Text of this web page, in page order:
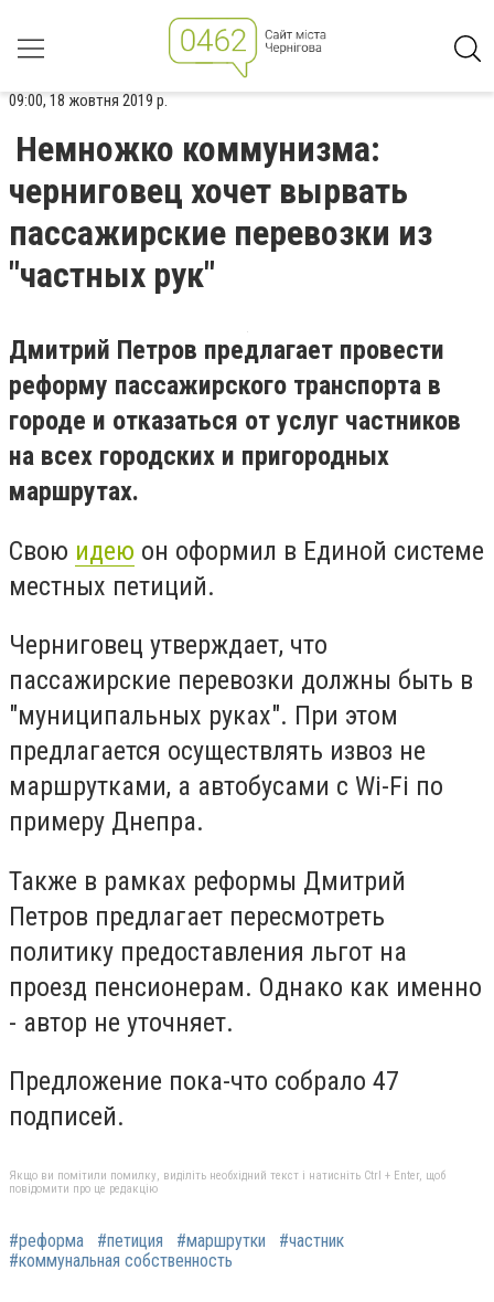
09:00, 18 жовтня 2019 р.
Немножко коммунизма:
черниговец хочет вырвать
пассажирские перевозки из
"частных рук"
Дмитрий Петров предлагает провести
реформу пассажирского транспорта в
городе и отказаться от услуг частников
на всех городских и пригородных
маршрутах.
Свою идею он оформил в Единой системе
местных петиций.
Черниговец утверждает, что
пассажирские перевозки должны быть в
"муниципальных руках". При этом
предлагается осуществлять извоз не
маршрутками, а автобусами с Wi-Fi по
примеру Днепра.
Также в рамках реформы Дмитрий
Петров предлагает пересмотреть
политику предоставления льгот на
проезд пенсионерам. Однако как именно
- автор не уточняет.
Предложение пока-что собрало 47
подписей.
Якщо ви помітили помилку, виділіть необхідний текст і натисніть Ctrl + Enter, щоб
повідомити про це редакцію
#реформа #петиция #маршрутки
#частник
#коммунальная собственность